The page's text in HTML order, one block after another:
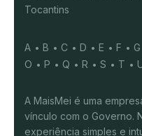
Tocantins
A B C D E F G
O
P Q R S T
A MaisMei é uma
vínculo com o Governo.
experiência simples e